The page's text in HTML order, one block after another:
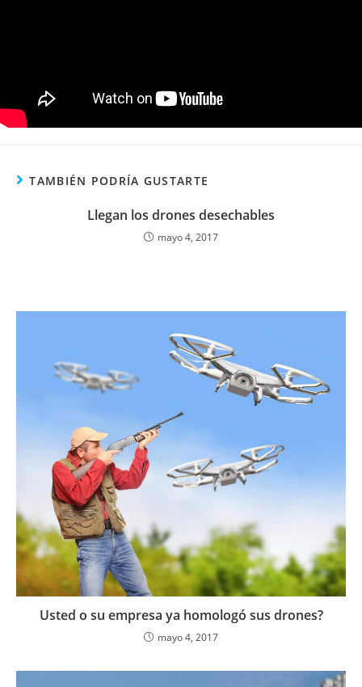
TAMBIÉN PODRÍA GUSTARTE
Llegan los drones desechables
mayo 4, 2017
Usted o su empresa ya homologó sus drones?
mayo 4, 2017